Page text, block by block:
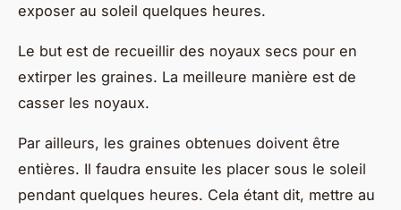
exposer au soleil quelques heures.
Le but est de recueillir des noyaux secs pour en
extirper les graines. La meilleure manière est de
casser les noyaux.
Par ailleurs, les graines obtenues doivent être
entières. Il faudra ensuite les placer sous le soleil
pendant quelques heures. Cela étant dit, mettre au